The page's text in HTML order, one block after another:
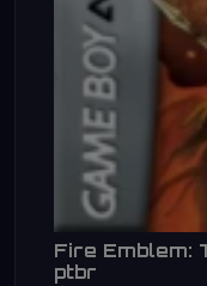
Fire Emblem:
ptbr